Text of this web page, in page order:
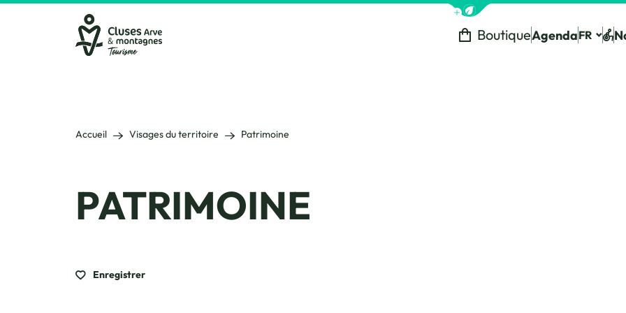
Afficher la barre de navigation
BoutiqueAgendaFR
Accueil Visages du territoire Patrimoine
PATRIMOINE
Enregistrer